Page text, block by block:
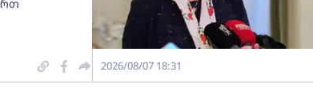
2026/08/07 18:31